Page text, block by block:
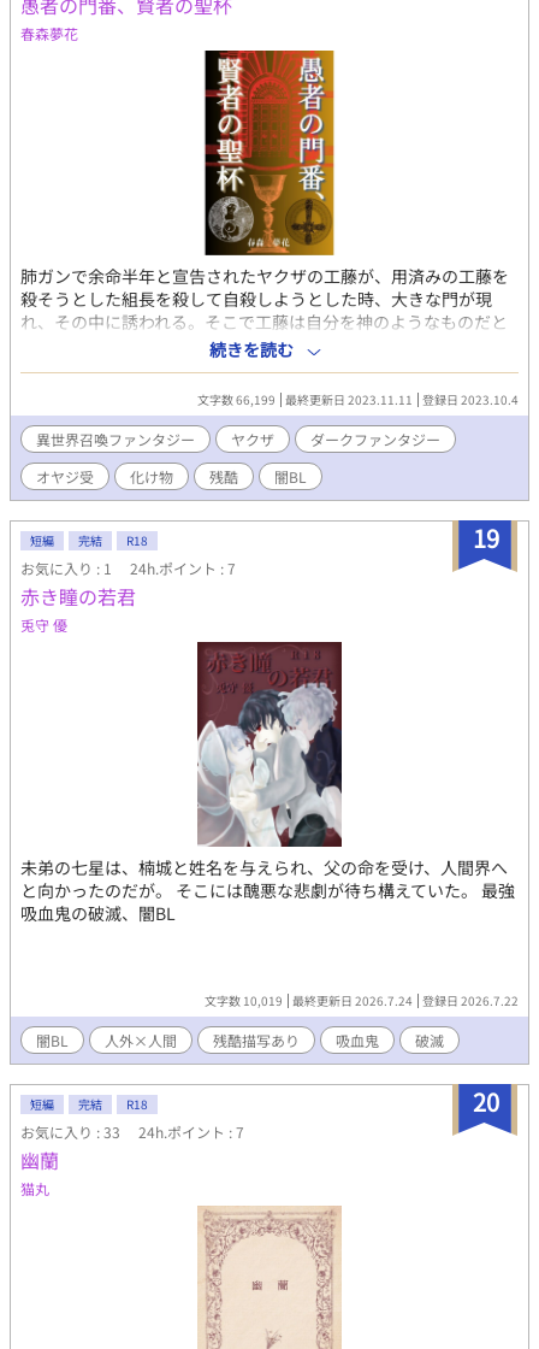
春森夢花
肺ガンで余命半年と宣告されたヤクザの工藤が、用済みの工藤を
殺そうとした組長を殺して自殺しようとした時、大きな門が現
れ、その中に誘われる。そこで工藤は自分を神のようなものだと
名乗る男に門番をするように言われる。「この門の番人は、愚者
でなければならぬのだ」と嘲笑うように言われた工藤は病気を治
すことを引き換えに引き受けるが、再びその門を出た時には異世
界のグノーシスという国だった。 そこで工藤は自分が本当にする
べきことを知る。 それは【賢者の聖杯】と呼ばれる聖杯をグノー
シスでもっとも崇高で賢く、正しい男が持ち、その神の門を工藤
が開き、一滴飲めば強くなれると言う【神の酒】を聖杯の中に入
れて国に持ち帰る、という事の為に工藤が必要なのだと言う。 工
藤は気乗りのしないまま、門番を務める事にするが。 ダークファ
ンタジー、(ホラー？)ノワール、レイプ、オヤジ受、触手、化け
物と性交、えぐみ、ございます。女性との絡みもございます。 倫
理観、正義、爽やかさ、愛とか人と人との温かな触れ合いはほぼ
ございません。 お気を付けください。 カップリングはほぼありま
せんが、グノーシスの王が受です。 主人公の工藤は語り部です。
続きを読む
文字数 66,199 最終更新日 2023.11.11 登録日 2023.10.4
異世界召喚ファンタジー ヤクザ
ダークファンタジー
オヤジ受
化け物 残酷 闇BL
19
短編 完結 R18
お気に入り : 1 24h.ポイント : 7
赤き瞳の若君
兎守 優
未弟の七星は、楠城と姓名を与えられ、父の命を受け、人間界へ
と向かったのだが。 そこには醜悪な悲劇が待ち構えていた。 最強
吸血鬼の破滅、闇BL
文字数 10,019 最終更新日 2026.7.24 登録日 2026.7.22
闇BL 人外×人間 残酷描写あり 吸血鬼 破滅
20
短編 完結 R18
お気に入り : 33 24h.ポイント : 7
幽蘭
猫丸